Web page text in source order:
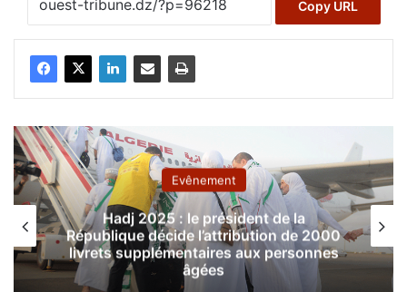
Copy URL
Evênement
Hadj 2025 : le président de la
République décide l’attribution de 2000
livrets supplémentaires aux personnes
âgées